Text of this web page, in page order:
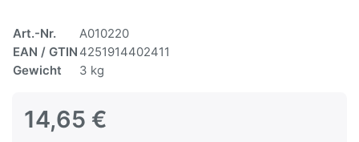
Art.-Nr.
A010220
EAN / GTIN 4251914402411
Gewicht
3 kg
14,65 €